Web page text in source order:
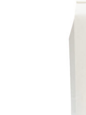
Brotmischungen